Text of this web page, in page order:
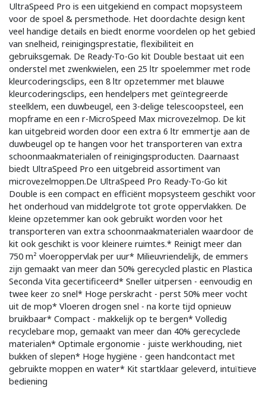
UltraSpeed Pro is een uitgekiend en compact mopsysteem
voor de spoel & persmethode. Het doordachte design kent
veel handige details en biedt enorme voordelen op het gebied
van snelheid, reinigingsprestatie, flexibiliteit en
gebruiksgemak. De Ready-To-Go kit Double bestaat uit een
onderstel met zwenkwielen, een 25 ltr spoelemmer met rode
kleurcoderingsclips, een 8 ltr opzetemmer met blauwe
kleurcoderingsclips, een hendelpers met geïntegreerde
steelklem, een duwbeugel, een 3-delige telescoopsteel, een
mopframe en een r-MicroSpeed Max microvezelmop. De kit
kan uitgebreid worden door een extra 6 ltr emmertje aan de
duwbeugel op te hangen voor het transporteren van extra
schoonmaakmaterialen of reinigingsproducten. Daarnaast
biedt UltraSpeed Pro een uitgebreid assortiment van
microvezelmoppen.De UltraSpeed Pro Ready-To-Go kit
Double is een compact en efficiënt mopsysteem geschikt voor
het onderhoud van middelgrote tot grote oppervlakken. De
kleine opzetemmer kan ook gebruikt worden voor het
transporteren van extra schoonmaakmaterialen waardoor de
kit ook geschikt is voor kleinere ruimtes.* Reinigt meer dan
750 m² vloeroppervlak per uur* Milieuvriendelijk, de emmers
zijn gemaakt van meer dan 50% gerecycled plastic en Plastica
Seconda Vita gecertificeerd* Sneller uitpersen - eenvoudig en
twee keer zo snel* Hoge perskracht - perst 50% meer vocht
uit de mop* Vloeren drogen snel - na korte tijd opnieuw
bruikbaar* Compact - makkelijk op te bergen* Volledig
recyclebare mop, gemaakt van meer dan 40% gerecyclede
materialen* Optimale ergonomie - juiste werkhouding, niet
bukken of slepen* Hoge hygiëne - geen handcontact met
gebruikte moppen en water* Kit startklaar geleverd, intuïtieve
bediening